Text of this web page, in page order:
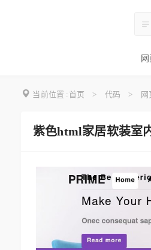
当前位置 :首页 > 代码 > 网
紫色html家居软装室